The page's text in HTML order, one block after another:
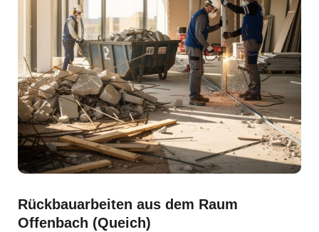
Rückbauarbeiten aus dem Raum
Offenbach (Queich)